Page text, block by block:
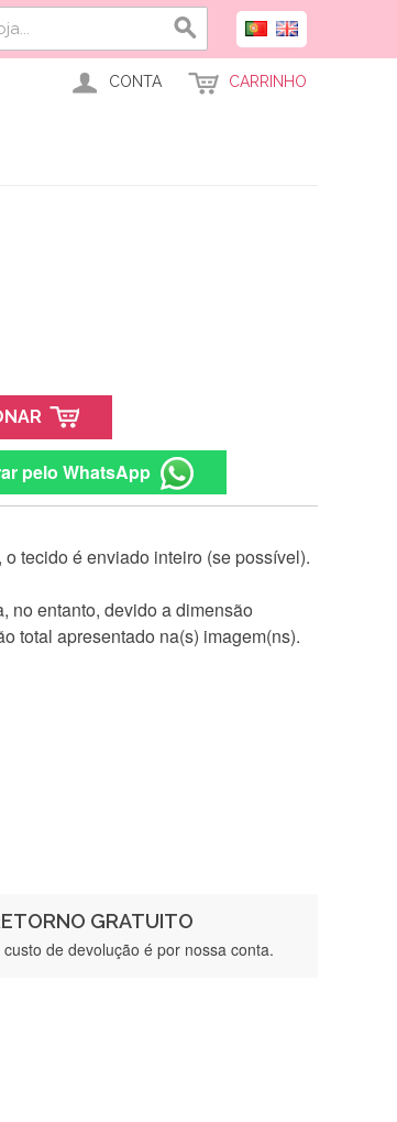
CONTA CARRINHO
pelo WhatsApp
tecido é enviado inteiro (se possível).
no entanto, devido a dimensão
total apresentado na(s) imagem(ns).
GRATUITO
custo de devolução é por nossa conta.